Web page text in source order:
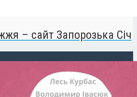
– сайт Запорозька Січ